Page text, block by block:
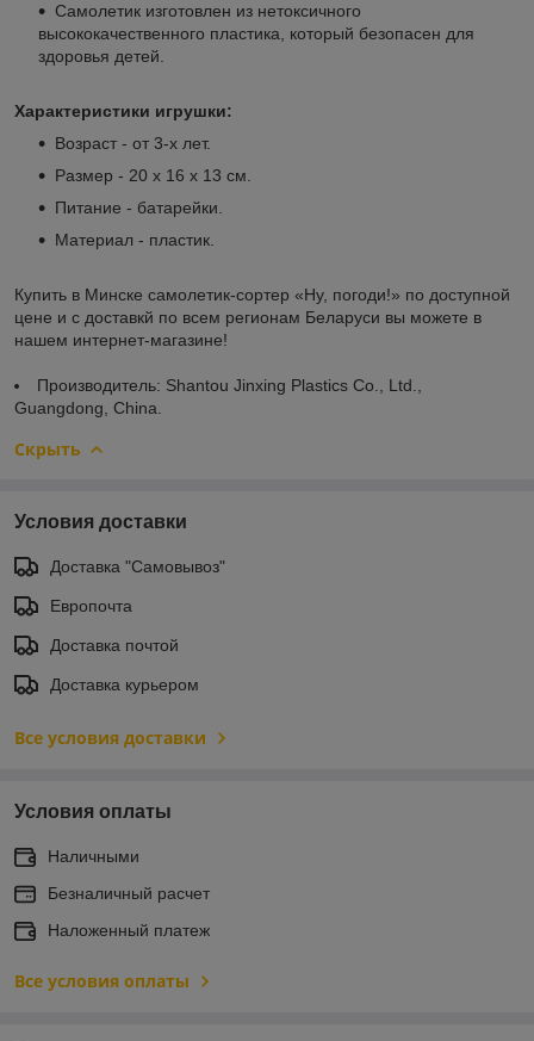
Самолетик изготовлен из нетоксичного
высококачественного пластика, который безопасен для
здоровья детей.
Характеристики игрушки:
Возраст - от 3-х лет.
Размер - 20 х 16 х 13 см.
Питание - батарейки.
Материал - пластик.
Купить в Минске самолетик-сортер «Ну, погоди!» по доступной
цене и с доставкй по всем регионам Беларуси вы можете в
нашем интернет-магазине!
Производитель: Shantou Jinxing Plastics Co., Ltd.,
Guangdong, China.
Скрыть
Условия доставки
Доставка "Самовывоз"
Европочта
Доставка почтой
Доставка курьером
Все условия доставки
Условия оплаты
Наличными
Безналичный расчет
Наложенный платеж
Все условия оплаты